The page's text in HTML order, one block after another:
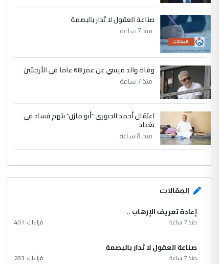
صناعة العقول لا تُدار بالبصمة
منذ 7 ساعة
وفاة والد ميسي عن عمر 68 عاما في الأرجنتين
منذ 7 ساعة
اعتقال أحمد الجبوري "أبو مازن" بتهم فساد في
بغداد
منذ 8 ساعة
المقالات
إعادة تعريف الإرهاب ..
منذ 7 ساعة قراءات :401
صناعة العقول لا تُدار بالبصمة
منذ 7 ساعة قراءات :283